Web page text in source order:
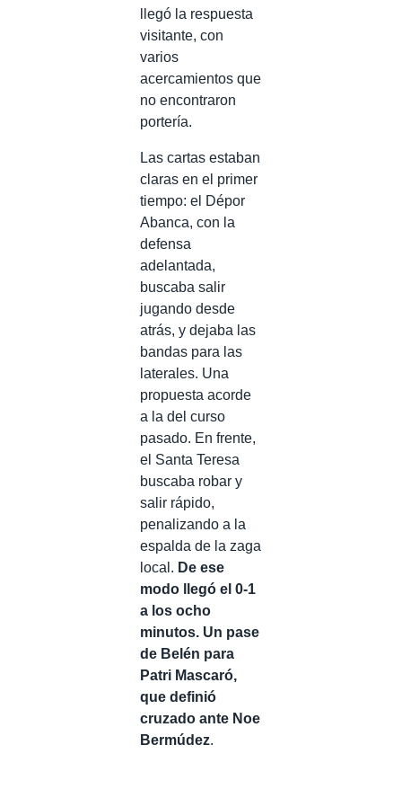
llegó la respuesta
visitante, con
varios
acercamientos que
no encontraron
portería.
Las cartas estaban
claras en el primer
tiempo: el Dépor
Abanca, con la
defensa
adelantada,
buscaba salir
jugando desde
atrás, y dejaba las
bandas para las
laterales. Una
propuesta acorde
a la del curso
pasado. En frente,
el Santa Teresa
buscaba robar y
salir rápido,
penalizando a la
espalda de la zaga
local. De ese
modo llegó el 0-1
a los ocho
minutos. Un pase
de Belén para
Patri Mascaró,
que definió
cruzado ante Noe
Bermúdez.